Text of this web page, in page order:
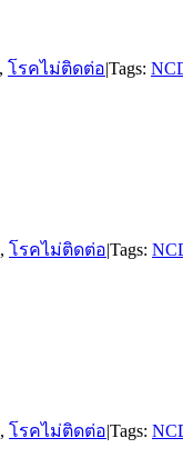
, โรคไม่ติดต่อ|Tags:
, โรคไม่ติดต่อ|Tags:
, โรคไม่ติดต่อ|Tags: